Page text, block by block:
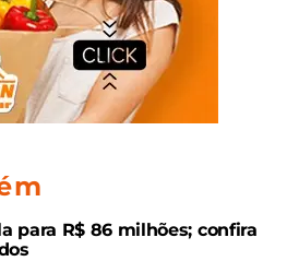
para R$ 86 milhões; confira